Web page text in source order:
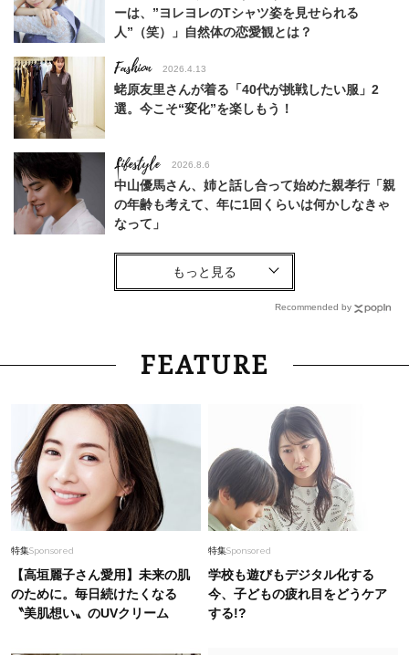
ーは、”ヨレヨレのTシャツ姿を見せられる
人”（笑）」自然体の恋愛観とは？
Fashion 2026.4.13
蛯原友里さんが着る「40代が挑戦したい服」2
選。今こそ“変化”を楽しもう！
Lifestyle 2026.8.6
中山優馬さん、姉と話し合って始めた親孝行「親
の年齢も考えて、年に1回くらいは何かしなきゃ
なって」
Fashion
カジュアルすぎないが正解！40代が日常も通勤
Fashion 2025.12.14
みんなどんな【スマホケース】使ってる？オシャ
プ9選＞
Fashion
冬コーデがあか抜ける！「フープピアス」40代
の選び方・合わせ方
人気スタイリストが7月に買いたい【主役級トッ
プス】は？最旬トレンドがわかる〈５選〉
Recommended by
FEATURE
特集Sponsored
【高垣麗子さん愛用】未来の肌
のために。毎日続けたくなる
〝美肌想い〟のUVクリーム
特集Sponsored
学校も遊びもデジタル化する
今、子どもの疲れ目をどうケア
する!?